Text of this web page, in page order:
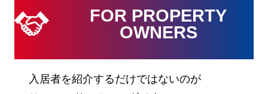
FOR PROPERTY
OWNERS
入居者を紹介するだけではないのが